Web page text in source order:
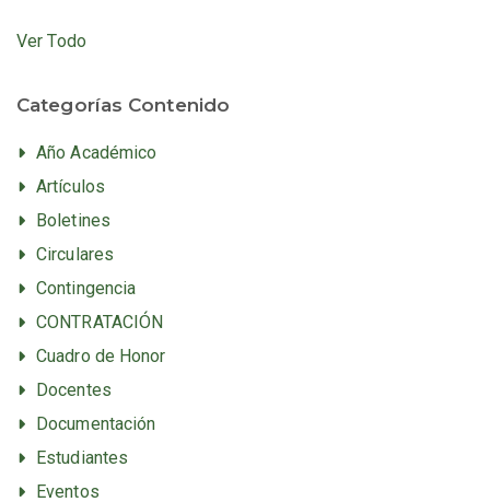
Ver Todo
Categorías Contenido
Año Académico
Artículos
Boletines
Circulares
Contingencia
CONTRATACIÓN
Cuadro de Honor
Docentes
Documentación
Estudiantes
Eventos